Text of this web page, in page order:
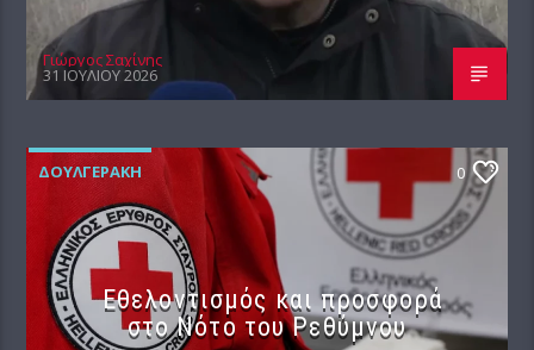
Γιώργος Σαχίνης
31 ΙΟΥΛΊΟΥ 2026
ΔΟΥΛΓΕΡΆΚΗ 0
Εθελοντισμός και προσφορά
στο Νότο του Ρεθύμνου